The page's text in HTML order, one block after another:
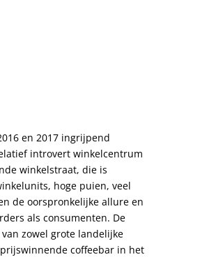
en 2017 ingrijpend
introvert winkelcentrum
winkelstraat, die is
hoge puien, veel
de oorspronkelijke allure en
als consumenten. De
zowel grote landelijke
coffeebar in het